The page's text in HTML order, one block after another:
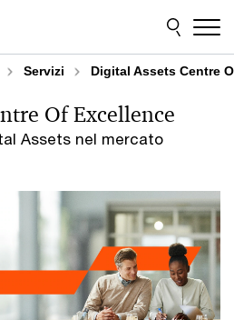
Servizi Digital Assets Centre
Assets nel mercato
Of Excellence